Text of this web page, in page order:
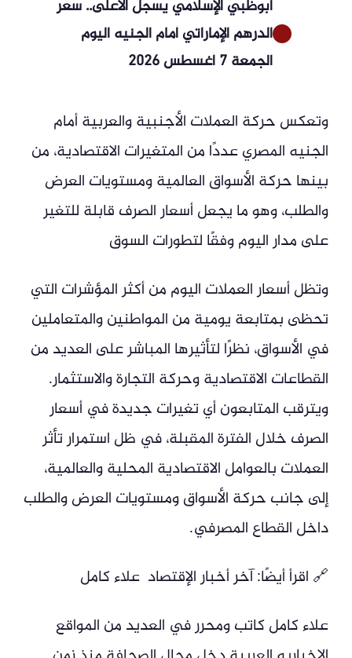
أبوظبي الإسلامي يسجل الأعلى.. سعر
الدرهم الإماراتي أمام الجنيه اليوم
الجمعة 7 أغسطس 2026
وتعكس حركة العملات الأجنبية والعربية أمام
الجنيه المصري عددًا من المتغيرات الاقتصادية، من
بينها حركة الأسواق العالمية ومستويات العرض
والطلب، وهو ما يجعل أسعار الصرف قابلة للتغير
على مدار اليوم وفقًا لتطورات السوق
وتظل أسعار العملات اليوم من أكثر المؤشرات التي
تحظى بمتابعة يومية من المواطنين والمتعاملين
في الأسواق، نظرًا لتأثيرها المباشر على العديد من
القطاعات الاقتصادية وحركة التجارة والاستثمار.
ويترقب المتابعون أي تغيرات جديدة في أسعار
الصرف خلال الفترة المقبلة، في ظل استمرار تأثر
العملات بالعوامل الاقتصادية المحلية والعالمية،
إلى جانب حركة الأسواق ومستويات العرض والطلب
داخل القطاع المصرفي.
🔗 اقرأ أيضًا: آخر أخبار الإقتصاد علاء كامل
علاء كامل كاتب ومحرر في العديد من المواقع